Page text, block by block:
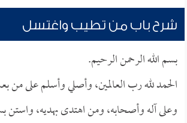
شرح باب من تطيب واغتسل
بسم الله الرحمن الرحيم.
الحمد لله رب العالمين، وأصلي وأسلم على من
وعلى آله وأصحابه، ومن اهتدى بهديه، واستن